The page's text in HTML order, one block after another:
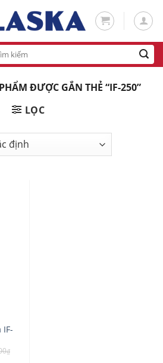
ĐƯỢC GẮN THẺ “IF-250”
LỌC
₫